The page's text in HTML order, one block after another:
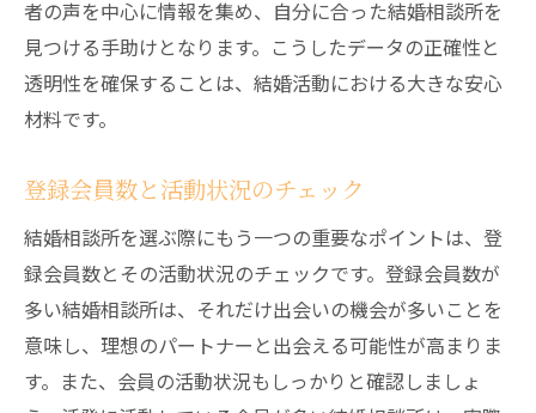
者の声を中心に情報を集め、自分に合った結婚相談所を
見つける手助けとなります。こうしたデータの正確性と
透明性を確保することは、結婚活動における大きな安心
材料です。
登録会員数と活動状況のチェック
結婚相談所を選ぶ際にもう一つの重要なポイントは、登
録会員数とその活動状況のチェックです。登録会員数が
多い結婚相談所は、それだけ出会いの機会が多いことを
意味し、理想のパートナーと出会える可能性が高まりま
す。また、会員の活動状況もしっかりと確認しましょ